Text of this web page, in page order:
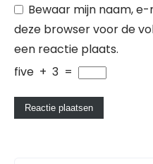
Bewaar mijn naam,
deze browser voor de
een reactie plaats.
five + 3 =